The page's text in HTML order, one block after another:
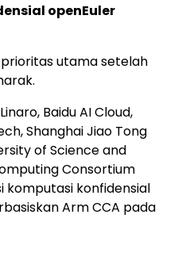
openEuler
utama setelah
Baidu AI Cloud,
Shanghai Jiao Tong
of Science and
Consortium
komputasi konfidensial
Arm CCA pada